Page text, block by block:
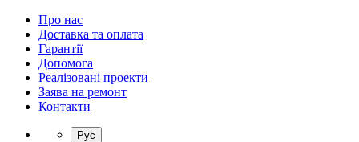
Про нас
Доставка та оплата
Гарантії
Допомога
Реалізовані проекти
Заява на ремонт
Контакти
Рус